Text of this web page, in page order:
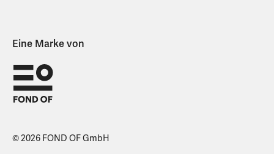
Eine Marke von
© 2026 FOND OF GmbH